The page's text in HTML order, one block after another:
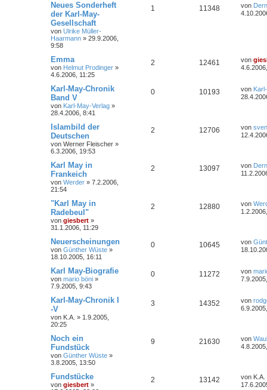
Neues Sonderheft
der Karl-May-
Gesellschaft
von Ulrike Müller-
Haarmann » 29.9.2006,
9:58
1 11348 von
Emma
von Helmut Prodinger »
4.6.2006, 11:25
2 12461 von
Karl-May-Chronik
Band V
von Karl-May-Verlag »
28.4.2006, 8:41
0 10193 von
Islambild der
Deutschen
von Werner Fleischer »
6.3.2006, 19:53
2 12706 von
Karl May in
Frankeich
von Werder » 7.2.2006,
21:54
2 13097 von
"Karl May in
Radebeul"
von giesbert »
31.1.2006, 11:29
2 12880 von
Neuerscheinungen
von Günther Wüste »
18.10.2005, 16:11
0 10645 von
Karl May-Biografie
von mario böni »
7.9.2005, 9:43
0 11272 von
Karl-May-Chronik I
-V
von K.A. » 1.9.2005,
20:25
3 14352 von
Noch ein
Fundstück
von Günther Wüste »
3.8.2005, 13:50
9 21630 von
Fundstücke
von giesbert »
2 13142 von K.A.